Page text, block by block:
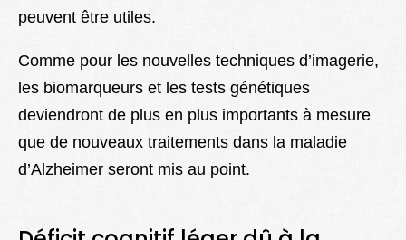
peuvent être utiles.
Comme pour les nouvelles techniques d’imagerie,
les biomarqueurs et les tests génétiques
deviendront de plus en plus importants à mesure
que de nouveaux traitements dans la maladie
d’Alzheimer seront mis au point.